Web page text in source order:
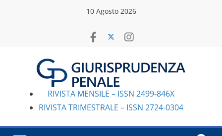
10 Agosto 2026
RIVISTA MENSILE – ISSN 2499-846X
RIVISTA TRIMESTRALE – ISSN 2724-0304